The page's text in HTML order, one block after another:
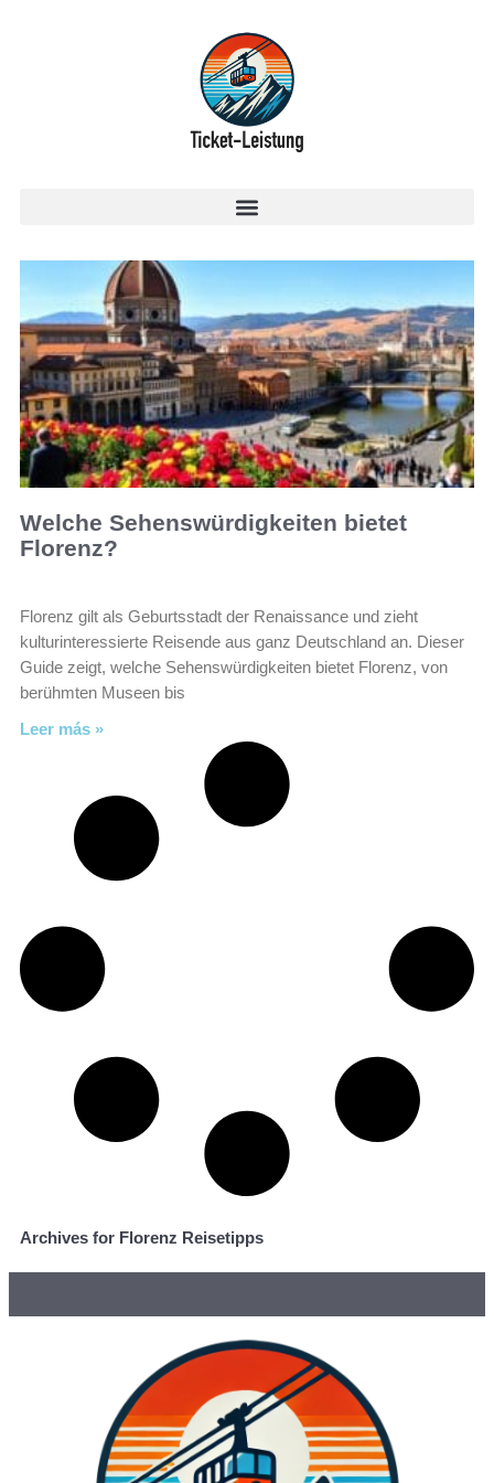
Welche Sehenswürdigkeiten bietet
Florenz?
Florenz gilt als Geburtsstadt der Renaissance und zieht
kulturinteressierte Reisende aus ganz Deutschland an. Dieser
Guide zeigt, welche Sehenswürdigkeiten bietet Florenz, von
berühmten Museen bis
Leer más »
Archives for Florenz Reisetipps